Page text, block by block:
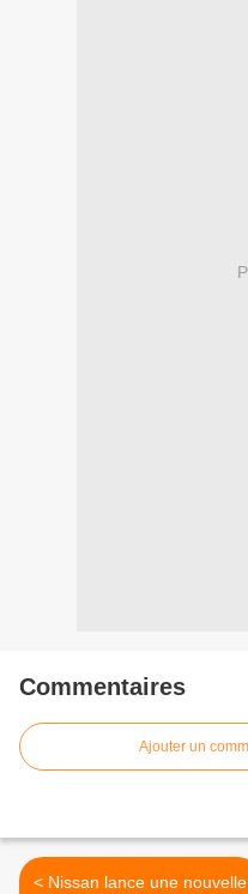
Commentaires
Ajouter un
< Nissan lance une nouvelle